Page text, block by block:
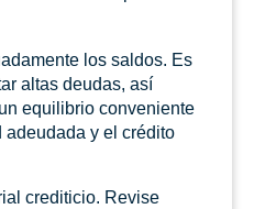
los saldos. Es
altas deudas, así
equilibrio conveniente
adeudada y el crédito
crediticio. Revise